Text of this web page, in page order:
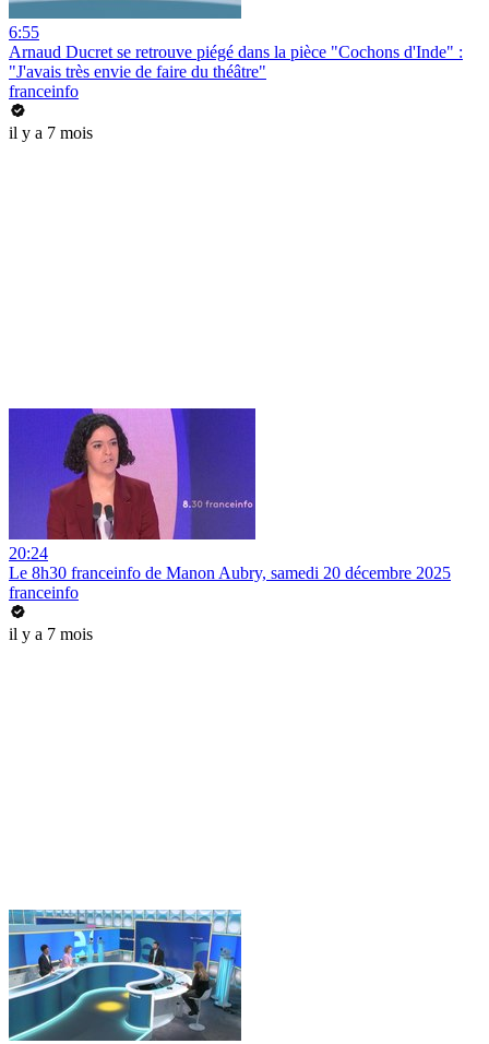
6:55
Arnaud Ducret se retrouve piégé dans la pièce "Cochons d'Inde" :
"J'avais très envie de faire du théâtre"
franceinfo
il y a 7 mois
20:24
Le 8h30 franceinfo de Manon Aubry, samedi 20 décembre 2025
franceinfo
il y a 7 mois